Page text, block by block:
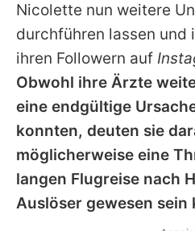
Redaktionelle
Utiq
Nicolette nun weitere
durchführen lassen und
ihren Followern auf
Obwohl ihre Ärzte
eine endgültige
konnten, deuten sie
möglicherweise eine
langen Flugreise nach
Auslöser gewesen sein